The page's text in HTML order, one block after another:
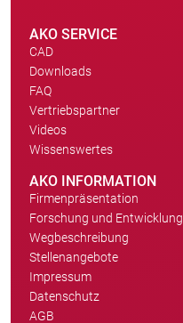
AKO SERVICE
CAD
Downloads
FAQ
Vertriebspartner
Videos
Wissenswertes
AKO INFORMATION
Firmenpräsentation
Forschung und Entwicklung
Wegbeschreibung
Stellenangebote
Impressum
Datenschutz
AGB